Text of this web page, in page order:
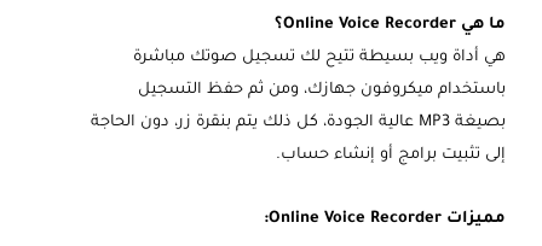
ما هي Online Voice Recorder؟
هي أداة ويب بسيطة تتيح لك تسجيل صوتك مباشرة
باستخدام ميكروفون جهازك، ومن ثم حفظ التسجيل
بصيغة MP3 عالية الجودة، كل ذلك يتم بنقرة زر، دون الحاجة
إلى تثبيت برامج أو إنشاء حساب.
مميزات Online Voice Recorder: